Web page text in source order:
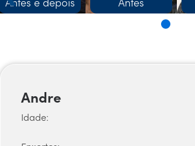
Andre
Idade: